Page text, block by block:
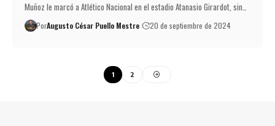
Muñoz le marcó a Atlético Nacional en el estadio Atanasio Girardot, sin…
PorAugusto César Puello Mestre 20 de septiembre de 2024
1 2